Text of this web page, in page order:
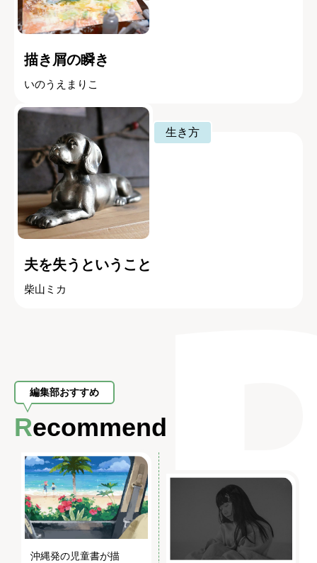
描き屑の瞬き
いのうえまりこ
生き方
夫を失うということ
柴山ミカ
編集部おすすめ
Recommend
沖縄発の児童書が描